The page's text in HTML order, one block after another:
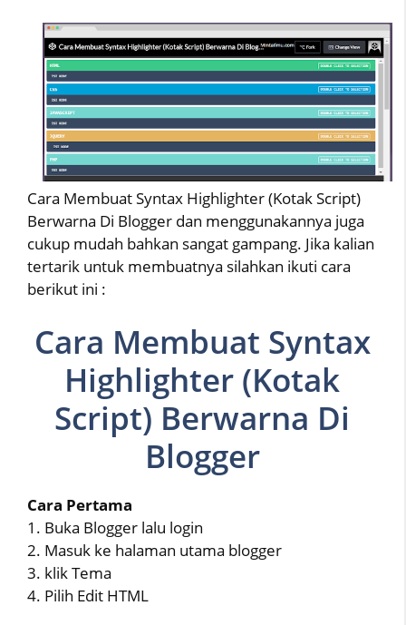
Cara Membuat Syntax Highlighter (Kotak Script)
Berwarna Di Blogger dan menggunakannya juga
cukup mudah bahkan sangat gampang. Jika kalian
tertarik untuk membuatnya silahkan ikuti cara
berikut ini :
Cara Membuat Syntax
Highlighter (Kotak
Script) Berwarna Di
Blogger
Cara Pertama
1. Buka Blogger lalu login
2. Masuk ke halaman utama blogger
3. klik Tema
4. Pilih Edit HTML